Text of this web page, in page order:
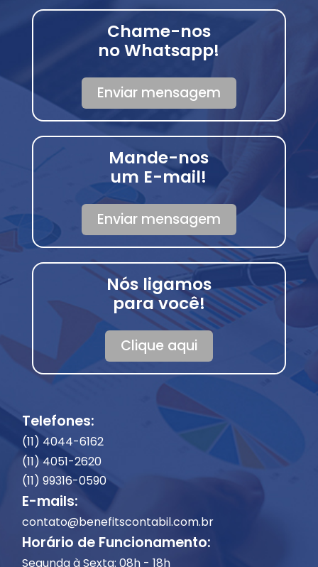
Chame-nos
no Whatsapp!
Enviar mensagem
Mande-nos
um E-mail!
Enviar mensagem
Nós ligamos
para você!
Clique aqui
Telefones:
(11) 4044-6162
(11) 4051-2620
(11) 99316-0590
E-mails:
contato@benefitscontabil.com.br
Horário de Funcionamento:
Segunda à Sexta: 08h - 18h